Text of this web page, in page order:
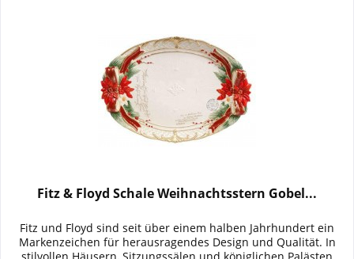
Fitz & Floyd Schale Weihnachtsstern Gobel...
Fitz und Floyd sind seit über einem halben Jahrhundert ein
Markenzeichen für herausragendes Design und Qualität. In